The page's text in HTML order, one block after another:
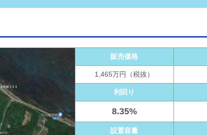
販売価格
1,465万円（税抜）
利回り
8.35%
設置容量